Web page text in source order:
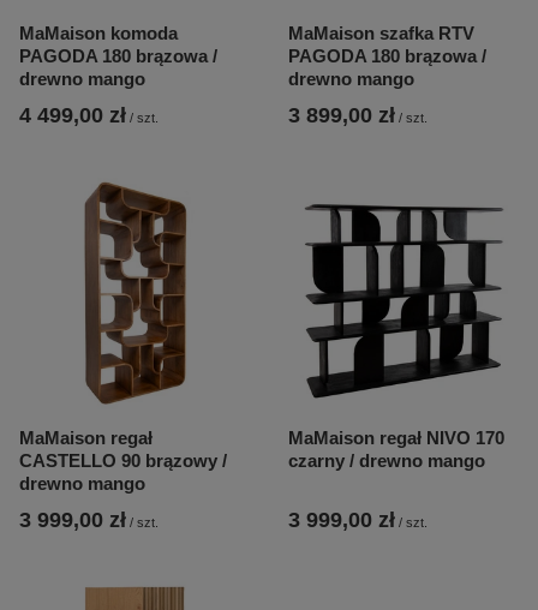
MaMaison komoda
PAGODA 180 brązowa /
drewno mango
4 499,00 zł / szt.
MaMaison szafka RTV
PAGODA 180 brązowa /
drewno mango
3 899,00 zł / szt.
MaMaison regał
CASTELLO 90 brązowy /
drewno mango
3 999,00 zł / szt.
MaMaison regał NIVO 170
czarny / drewno mango
3 999,00 zł / szt.